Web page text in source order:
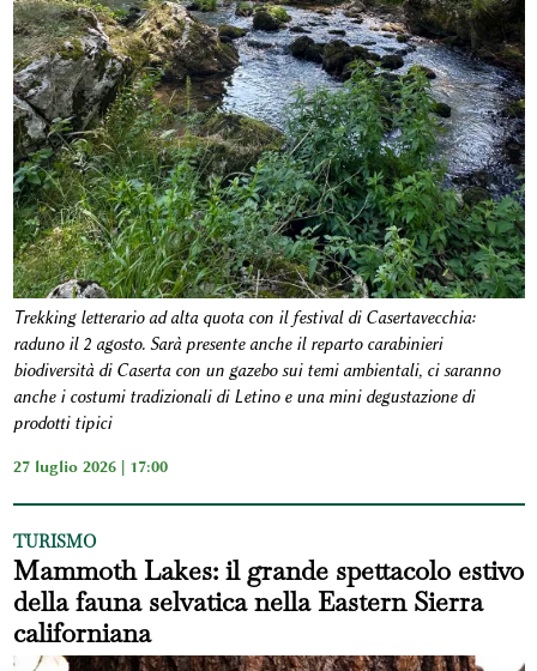
Trekking letterario ad alta quota con il festival di Casertavecchia:
raduno il 2 agosto. Sarà presente anche il reparto carabinieri
biodiversità di Caserta con un gazebo sui temi ambientali, ci saranno
anche i costumi tradizionali di Letino e una mini degustazione di
prodotti tipici
27 luglio 2026 | 17:00
TURISMO
Mammoth Lakes: il grande spettacolo estivo
della fauna selvatica nella Eastern Sierra
californiana